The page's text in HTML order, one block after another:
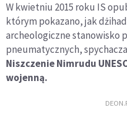
W kwietniu 2015 roku IS
którym pokazano, jak
archeologiczne stanowisko
pneumatycznych,
Niszczenie Nimrudu
wojenną.